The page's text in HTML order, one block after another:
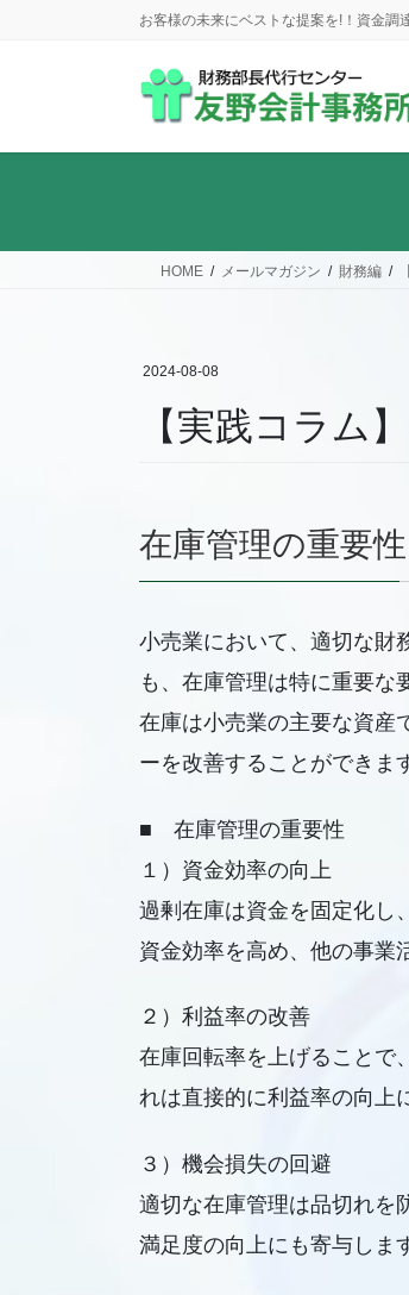
に
ョ
お客様の未来にベストな提案を!！資金調
HOME メールマガジン 財務編
2024-08-08
【実践コラム
在庫管理の重要
小売業において、適切な財
も、在庫管理は特に重要な
在庫は小売業の主要な資産
ーを改善することができま
■ 在庫管理の重要性
１）資金効率の向上
過剰在庫は資金を固定化し
資金効率を高め、他の事業
２）利益率の改善
在庫回転率を上げることで
れは直接的に利益率の向上
３）機会損失の回避
適切な在庫管理は品切れを
満足度の向上にも寄与しま